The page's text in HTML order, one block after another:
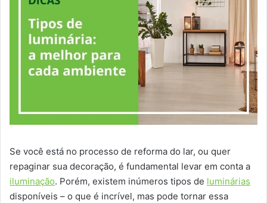
Se você está no processo de reforma do lar, ou quer
repaginar sua decoração, é fundamental levar em conta a
iluminação. Porém, existem inúmeros tipos de luminárias
disponíveis – o que é incrível, mas pode tornar essa